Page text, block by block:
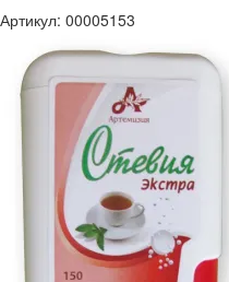
Артикул: 00005153